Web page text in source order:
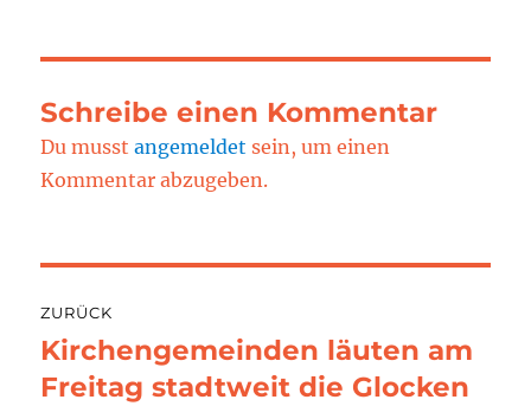
Schreibe einen Kommentar
Du musstangemeldet sein, um einen
Kommentar abzugeben.
ZURÜCK
Vorheriger
Beitrag:
Kirchengemeinden läuten am
Freitag stadtweit die Glocken